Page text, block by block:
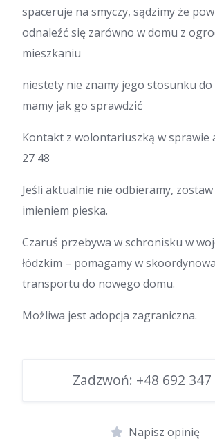
spaceruje na smyczy, sądzimy że
odnaleźć się zarówno w domu z
mieszkaniu
niestety nie znamy jego stosunku
mamy jak go sprawdzić
Kontakt z wolontariuszką w sprawie
27 48
Jeśli aktualnie nie odbieramy, zostaw
imieniem pieska.
Czaruś przebywa w schronisku w
łódzkim – pomagamy w
transportu do nowego domu.
Możliwa jest adopcja zagraniczna.
Zadzwoń: +48 692 347
Napisz opinię